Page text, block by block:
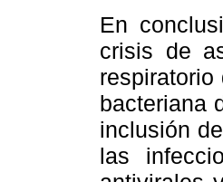
En
crisis de
bacteriana
inclusión
las